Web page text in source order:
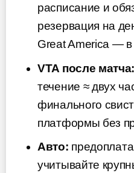
расписание и
резервация на
Great America —
VTA после матча:
течение ≈ двух
финального
платформы без
Авто:
учитывайте